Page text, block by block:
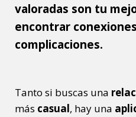
valoradas son tu
encontrar
complicaciones.
Tanto si buscas una
más casual, hay una